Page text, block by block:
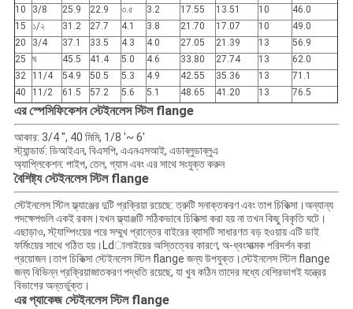
10
3/8 25.9 22.9 ৩.৫ 3.2 17.55 13.51 10
46.0
15
১/২ 31.2 27.7 4.1 3.8 21.70 17.07 10
49.0
20
3/4 37.1 33.5 4.3 4.0 27.05 21.39 13
56.9
25
ঘ 45.5 41.4 5.0 4.6 33.80 27.74 13
62.0
32
11/4 54.9 50.5 5.3 4.9 42.55 35.36 13
71.1
40
11/2 61.5 57.2 5.6 5.1 48.65 41.20 13 76.5
এর স্পেসিফিকেশনস্টেইনলেস স্টিল flange
আকার: 3/4 '', 40 মিমি, 1/8 '~ 6'
স্ট্যান্ডার্ড: ডিআইএন, বিএসপি, এএনএসআই, এডাব্লুডাব্লুএ
অ্যাপ্লিকেশন: পাইপ, তেল, গ্যাস এবং এর সাথে সংযুক্ত করুন
বৈশিষ্ট্যস্টেইনলেস স্টিল flange
স্টেইনলেস স্টিল ফ্ল্যাঞ্জের দুটি প্রক্রিয়া রয়েছে: ত্রুটি সনাক্তকরণ এবং তাপ চিকিত্সা।অন্যান্য
পদক্ষেপগুলি একই রকম।যখন ফ্ল্যাঞ্জটি সঠিকভাবে চিকিত্সা করা হয় না তখন কিছু বিকৃতি ঘটে।
এছাড়াও, স্ট্যাম্পিংয়ের পরে সম্মুখ প্রান্তের বাইরের ব্যাসটি সাধারণত বড় হওয়ায় এটি ডাই
ফর্মিংয়ের সাথে গঠিত হয়।Ldালাইয়ের অস্তিত্বের কারণে, অ-ধ্বংসাত্মক পরিদর্শন করা
প্রয়োজন।তাপ চিকিত্সা স্টেইনলেস স্টিল flange জন্য উপযুক্ত।স্টেইনলেস স্টিল flange
জন্য বিভিন্ন প্রক্রিয়াজাতকরণ পদ্ধতি রয়েছে, যা খুব কঠিন তাদের মধ্যে বেশিরভাগই যন্ত্রের
বিভাগের অন্তর্ভুক্ত।
এর প্যাকেজস্টেইনলেস স্টিল flange